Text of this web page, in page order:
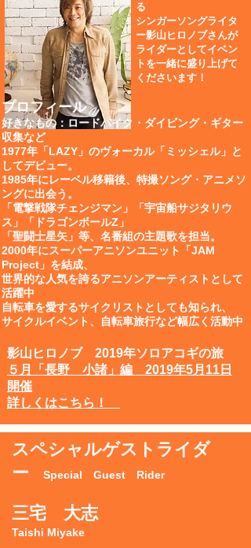
る
シンガーソングライタ
ー影山ヒロノブさんが
​ライダーとしてイベン
トを一緒に盛り上げて
くださいます！
プロフィール
好きなもの：ロードバイク・ダイビング・ギター
収集など
1977年「LAZY」のヴォーカル「ミッシェル」と
してデビュー。
1985年にレーベル移籍後、特撮ソング・アニメソ
ングに出会う。
「電撃戦隊チェンジマン」「宇宙船サジタリウ
ス」「ドラゴンボールZ」
「聖闘士星矢」等、名番組の主題歌を担当。
2000年にスーパーアニソンユニット「JAM
Project」を結成、
世界的な人気を誇るアニソンアーティストとして
活躍中
自転車を愛するサイクリストとしても知られ、
サイクルイベント、自転車旅行など幅広く活動中
影山ヒロノブ 2019年ソロアコギの旅
５月「長野 小諸」編 2019年5月11日
開催
詳しくはこちら！
スペシャルゲストライダ
ー
Special Guest Rider
三宅 大志
Taishi Miyake